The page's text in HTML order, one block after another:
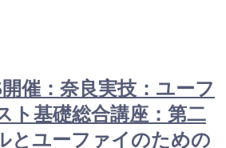
開催：奈良実技：ユーフ
ト基礎総合講座：第二
とユーファイのための